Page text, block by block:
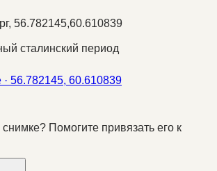
56.782145,60.610839
сталинский период
56.782145, 60.610839
Помогите привязать его к